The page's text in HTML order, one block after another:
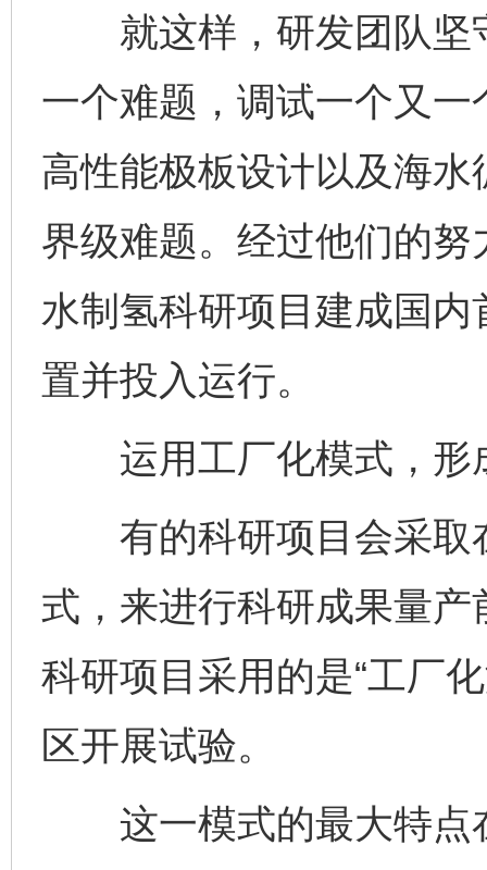
就这样，研发团队坚
一个难题，调试一个又
高性能极板设计以及海
界级难题。经过他们的
水制氢科研项目建成国
置并投入运行。
运用工厂化模式，形
有的科研项目会采取
式，来进行科研成果量
科研项目采用的是“工厂
区开展试验。
这一模式的最大特点